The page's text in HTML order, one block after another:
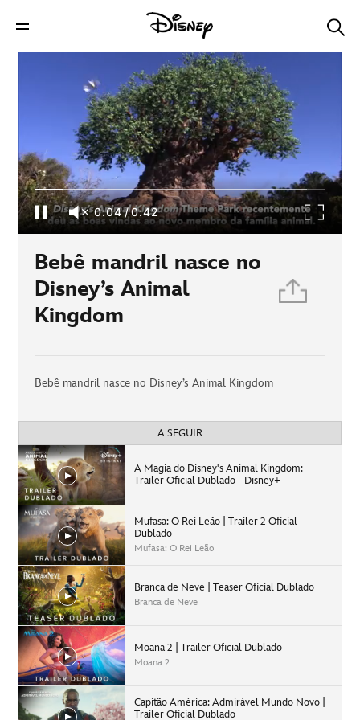
Bebê mandril nasce no Disney’s Animal
0:04/0:42
Bebê mandril nasce no
Disney’s Animal
Kingdom
Bebê mandril nasce no Disney’s Animal Kingdom
A SEGUIR
A Magia do Disney's Animal Kingdom:
Trailer Oficial Dublado - Disney+
Mufasa: O Rei Leão | Trailer 2 Oficial
Dublado
Mufasa: O Rei Leão
Branca de Neve | Teaser Oficial Dublado
Branca de Neve
Moana 2 | Trailer Oficial Dublado
Moana 2
Capitão América: Admirável Mundo Novo |
Trailer Oficial Dublado